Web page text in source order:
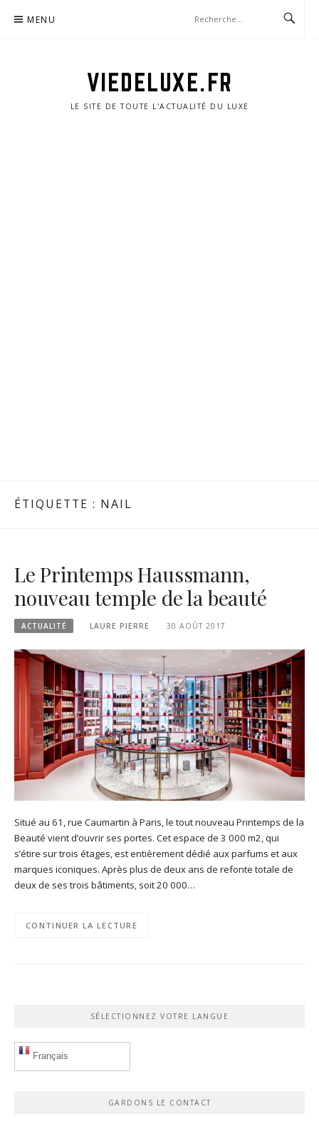
MENU
VIEDELUXE.FR
LE SITE DE TOUTE L'ACTUALITÉ DU LUXE
ÉTIQUETTE : NAIL
Le Printemps Haussmann,
nouveau temple de la beauté
ACTUALITÉ LAURE PIERRE 30 AOÛT 2017
Situé au 61, rue Caumartin à Paris, le tout nouveau Printemps de la
Beauté vient d’ouvrir ses portes. Cet espace de 3 000 m2, qui
s’étire sur trois étages, est entièrement dédié aux parfums et aux
marques iconiques. Après plus de deux ans de refonte totale de
deux de ses trois bâtiments, soit 20 000…
CONTINUER LA LECTURE
SÉLECTIONNEZ VOTRE LANGUE
Français
GARDONS LE CONTACT